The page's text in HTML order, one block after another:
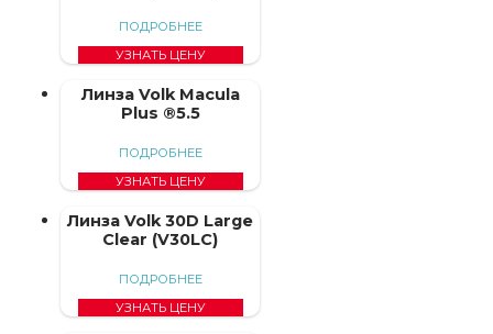
ПОДРОБНЕЕ
УЗНАТЬ ЦЕНУ
Линза Volk Macula
Plus ®5.5
ПОДРОБНЕЕ
УЗНАТЬ ЦЕНУ
Линза Volk 30D Large
Clear (V30LC)
ПОДРОБНЕЕ
УЗНАТЬ ЦЕНУ